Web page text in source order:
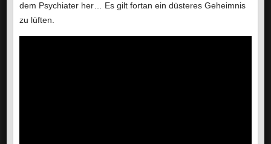
dem Psychiater her… Es gilt fortan ein düsteres Geheimnis
zu lüften.